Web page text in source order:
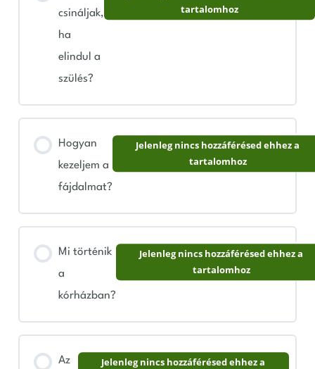
csináljak,
ha
elindul a
szülés?
tartalomhoz
Hogyan
kezeljem a
fájdalmat?
Jelenleg nincs hozzáférésed ehhez a
tartalomhoz
Mi történik
a
kórházban?
Jelenleg nincs hozzáférésed ehhez a
tartalomhoz
Az
Jelenleg nincs hozzáférésed ehhez a